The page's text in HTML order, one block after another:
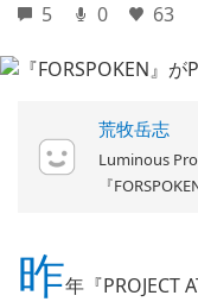
5 0 63
荒牧岳志
Luminous
『
昨年『PROJECT